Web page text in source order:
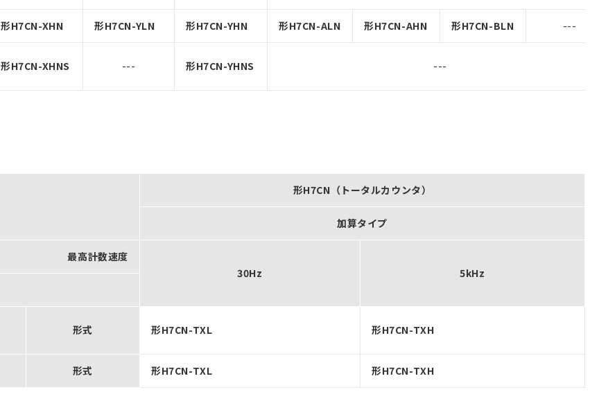
形H7CN-XHN 形H7CN-YLN 形H7CN-YHN 形H7CN-ALN 形H7CN-AHN 形H7CN-BLN ---
形H7CN-XHNS --- 形H7CN-YHNS ---
形H7CN（トータルカウンタ）
加算タイプ
最高計数速度
30Hz
5kHz
形式 形H7CN-TXL 形H7CN-TXH
形式 形H7CN-TXL 形H7CN-TXH